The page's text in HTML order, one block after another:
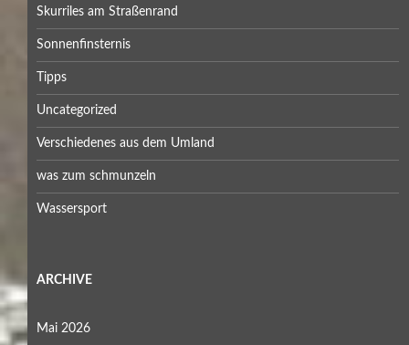
Skurriles am Straßenrand
Sonnenfinsternis
Tipps
Uncategorized
Verschiedenes aus dem Umland
was zum schmunzeln
Wassersport
ARCHIVE
Mai 2026